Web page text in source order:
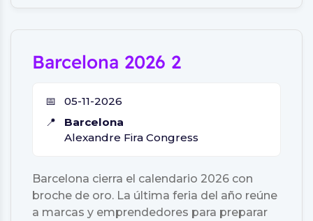
Barcelona 2026 2
📅
05-11-2026
📍
Barcelona
Alexandre Fira Congress
Barcelona cierra el calendario 2026 con
broche de oro. La última feria del año reúne
a marcas y emprendedores para preparar